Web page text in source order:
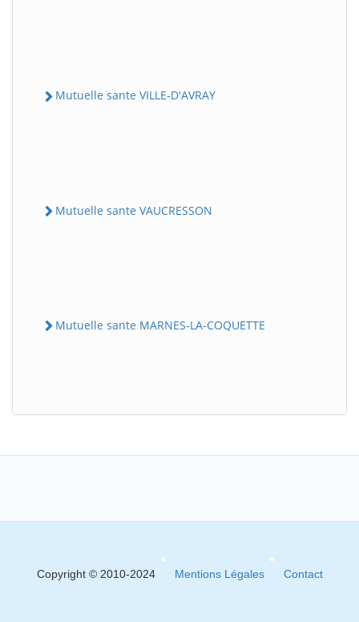
Mutuelle sante VILLE-D'AVRAY
Mutuelle sante VAUCRESSON
Mutuelle sante MARNES-LA-COQUETTE
Copyright © 2010-2024 Mentions Légales Contact